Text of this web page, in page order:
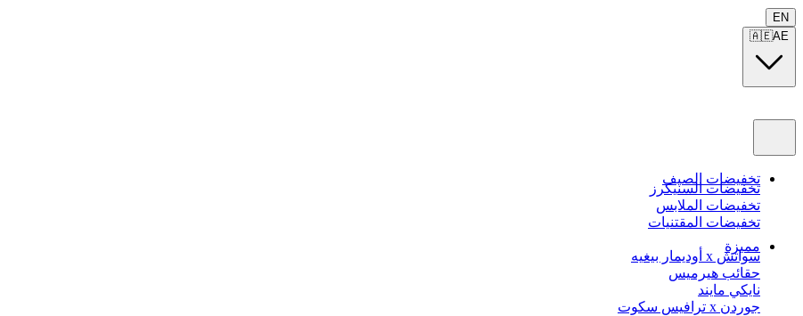
EN
🇦🇪AE
تخفيضات الصيف
تخفيضات السنيكرز
تخفيضات الملابس
تخفيضات المقتنيات
مميزة
سواتش x أوديمار بيغيه
حقائب هيرميس
نايكي مايند
جوردن x ترافيس سكوت